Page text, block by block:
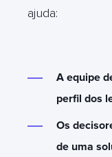
ajuda:
A equipe
perfil dos
Os
de uma